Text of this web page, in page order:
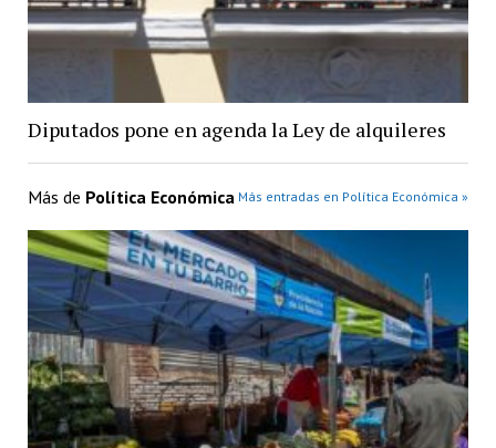
Diputados pone en agenda la Ley de alquileres
Más de Política Económica Más entradas en Política Económica »